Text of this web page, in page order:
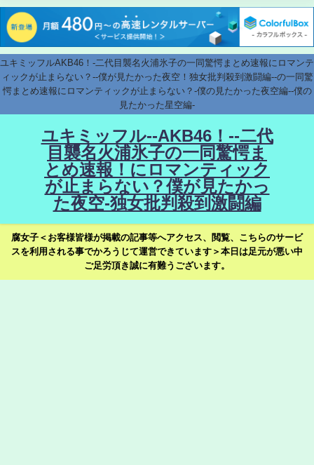
ユキミッフルAKB46！-二代目襲名火浦氷子の一同驚愕まとめ速報にロマンテ
ィックが止まらない？--僕が見たかった夜空！独女批判殺到激闘編--の一同驚
愕まとめ速報にロマンティックが止まらない？-僕の見たかった夜空編--僕の
見たかった星空編-
ユキミッフル--AKB46！--二代
目襲名火浦氷子の一同驚愕ま
とめ速報！にロマンティック
が止まらない？僕が見たかっ
た夜空-独女批判殺到激闘編
腐女子＜お客様皆様が掲載の記事等へアクセス、閲覧、こちらのサービ
スを利用される事でかろうじて運営できています＞本日は足元が悪い中
ご足労頂き誠に有難うございます。